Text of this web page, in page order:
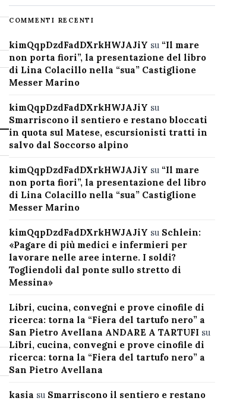
COMMENTI RECENTI
kimQqpDzdFadDXrkHWJAJiY su “Il mare
non porta fiori”, la presentazione del libro
di Lina Colacillo nella “sua” Castiglione
Messer Marino
kimQqpDzdFadDXrkHWJAJiY su
Smarriscono il sentiero e restano bloccati
in quota sul Matese, escursionisti tratti in
salvo dal Soccorso alpino
kimQqpDzdFadDXrkHWJAJiY su “Il mare
non porta fiori”, la presentazione del libro
di Lina Colacillo nella “sua” Castiglione
Messer Marino
kimQqpDzdFadDXrkHWJAJiY su Schlein:
«Pagare di più medici e infermieri per
lavorare nelle aree interne. I soldi?
Togliendoli dal ponte sullo stretto di
Messina»
Libri, cucina, convegni e prove cinofile di
ricerca: torna la “Fiera del tartufo nero” a
San Pietro Avellana ANDARE A TARTUFI su
Libri, cucina, convegni e prove cinofile di
ricerca: torna la “Fiera del tartufo nero” a
San Pietro Avellana
kasia su Smarriscono il sentiero e restano